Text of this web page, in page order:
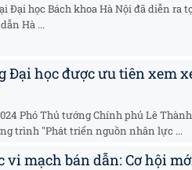
Đại học Bách khoa Hà Nội đã diễn
Hà ...
Đại học được ưu tiên xem
Phó Thủ tướng Chính phủ Lê
trình "Phát triển nguồn nhân lực ...
vi mạch bán dẫn: Cơ hội